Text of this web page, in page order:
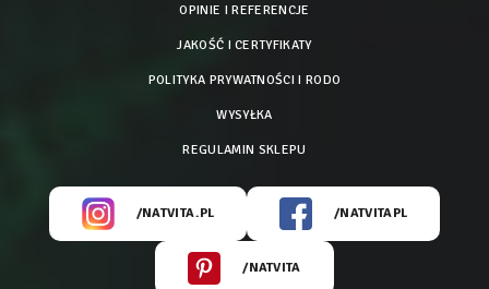
OPINIE I REFERENCJE
JAKOŚĆ I CERTYFIKATY
POLITYKA PRYWATNOŚCI I RODO
WYSYŁKA
REGULAMIN SKLEPU
/NATVITA.PL /NATVITAPL
/NATVITA